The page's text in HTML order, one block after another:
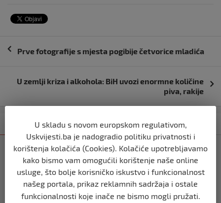
Navigacija
Prve fotografije s mjesta pogibije četvorice mladića
U zemlji kriza i alkohola: BiH uvozi enormne količine
piva, rakije
Kategorija Najnovije Najčitanije
BIH
Ravnopravnost da — politička
manipulacija ne
prije 2 mjeseca
U skladu s novom europskom regulativom,
Uskvijesti.ba je nadogradio politiku privatnosti i
korištenja kolačića (Cookies). Kolačiće upotrebljavamo
kako bismo vam omogućili korištenje naše online
usluge, što bolje korisničko iskustvo i funkcionalnost
našeg portala, prikaz reklamnih sadržaja i ostale
funkcionalnosti koje inače ne bismo mogli pružati.